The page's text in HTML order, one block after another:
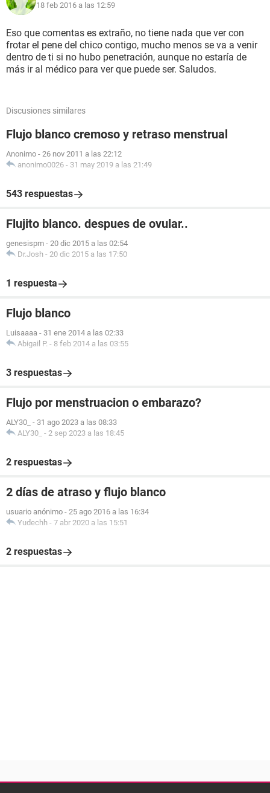
18 feb 2016 a las 12:59
Eso que comentas es extraño, no tiene nada que ver con
frotar el pene del chico contigo, mucho menos se va a venir
dentro de ti si no hubo penetración, aunque no estaría de
más ir al médico para ver que puede ser. Saludos.
Discusiones similares
Flujo blanco cremoso y retraso menstrual
Anonimo - 26 nov 2011 a las 22:12
anonimo0026 - 31 may 2019 a las 21:49
543 respuestas
Flujito blanco. despues de ovular..
genesispm - 20 dic 2015 a las 02:54
Dr.Josh - 20 dic 2015 a las 17:50
1 respuesta
Flujo blanco
Luisaaaa - 31 ene 2014 a las 02:33
Abigail P. - 8 feb 2014 a las 03:55
3 respuestas
Flujo por menstruacion o embarazo?
ALY30_ - 31 ago 2023 a las 08:33
ALY30_ - 2 sep 2023 a las 18:45
2 respuestas
2 días de atraso y flujo blanco
usuario anónimo - 25 ago 2016 a las 16:34
Yudechh - 7 abr 2020 a las 15:51
2 respuestas